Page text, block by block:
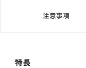
注意事項
特長